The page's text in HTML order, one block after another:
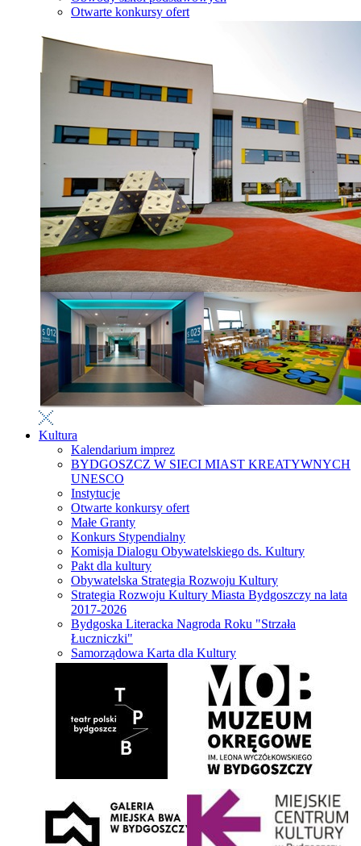
Otwarte konkursy ofert
Kultura
Kalendarium imprez
BYDGOSZCZ W SIECI MIAST KREATYWNYCH
UNESCO
Instytucje
Otwarte konkursy ofert
Małe Granty
Konkurs Stypendialny
Komisja Dialogu Obywatelskiego ds. Kultury
Pakt dla kultury
Obywatelska Strategia Rozwoju Kultury
Strategia Rozwoju Kultury Miasta Bydgoszczy na lata
2017-2026
Bydgoska Literacka Nagroda Roku "Strzała
Łuczniczki"
Samorządowa Karta dla Kultury